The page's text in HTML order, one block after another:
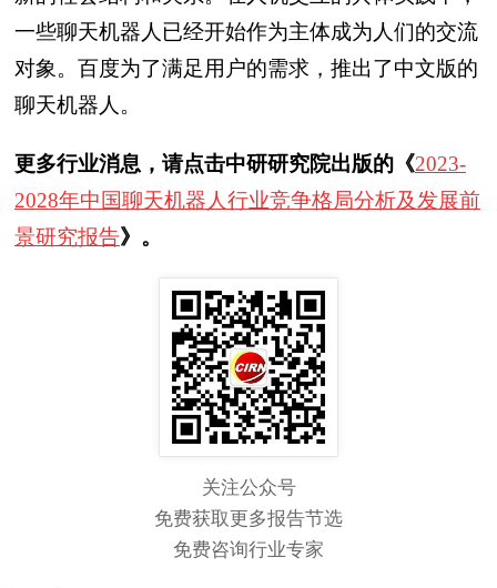
一些聊天机器人已经开始作为主体成为人们的交流
对象。百度为了满足用户的需求，推出了中文版的
聊天机器人。
更多行业消息，请点击中研研究院出版的《2023-
2028年中国聊天机器人行业竞争格局分析及发展前
景研究报告》。
关注公众号
免费获取更多报告节选
免费咨询行业专家